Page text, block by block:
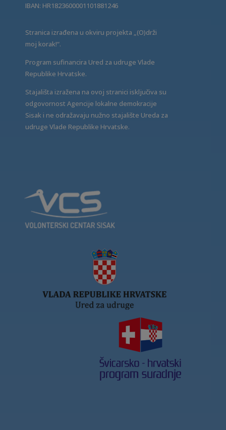
IBAN: HR1823600001101881246
Stranica izrađena u okviru projekta „(O)drži
moj korak!“.
Program sufinancira Ured za udruge Vlade
Republike Hrvatske.
Stajališta izražena na ovoj stranici isključiva su
odgovornost Agencije lokalne demokracije
Sisak i ne odražavaju nužno stajalište Ureda za
udruge Vlade Republike Hrvatske.